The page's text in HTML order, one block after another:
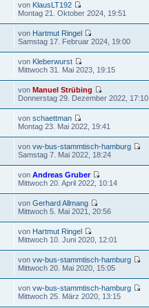
von KlausLT192
Montag 21. Oktober 2024, 19:51
von Hartmut Ringel
Samstag 17. Februar 2024, 19:00
von Kleberwurst
Mittwoch 31. Mai 2023, 19:15
vonManuel Strübing
Donnerstag 29. Dezember 2022, 17:10
vonschaettman
Montag 23. Mai 2022, 19:41
vonvw-bus-stammtisch-hamburg
Samstag 7. Mai 2022, 18:24
vonAndreas Gruber
Mittwoch 20. April 2022, 10:14
vonGerhard Allmang
Mittwoch 5. Mai 2021, 20:56
von Hartmut Ringel
Mittwoch 10. Juni 2020, 12:01
vonvw-bus-stammtisch-hamburg
Mittwoch 20. Mai 2020, 15:05
vonvw-bus-stammtisch-hamburg
Mittwoch 25. März 2020, 13:15